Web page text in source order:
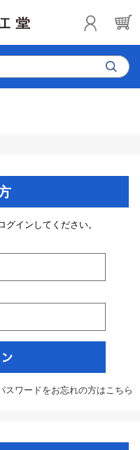
インしてください。
スワードをお忘れの方はこちら